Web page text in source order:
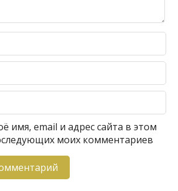
имя, email и адрес сайта в этом
моих комментариев